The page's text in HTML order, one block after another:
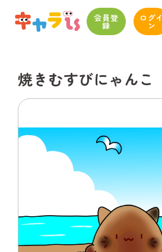
会員登
録
ログイ
ン
焼きむすびにゃんこ